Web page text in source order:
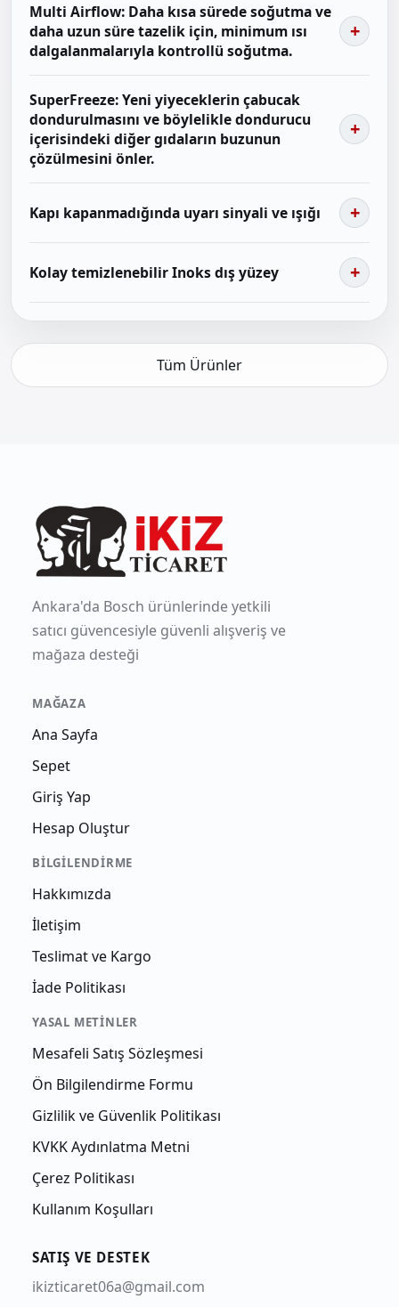
Multi Airflow: Daha kısa sürede soğutma ve
daha uzun süre tazelik için, minimum ısı
dalgalanmalarıyla kontrollü soğutma.
SuperFreeze: Yeni yiyeceklerin çabucak
dondurulmasını ve böylelikle dondurucu
içerisindeki diğer gıdaların buzunun
çözülmesini önler.
Kapı kapanmadığında uyarı sinyali ve ışığı
Kolay temizlenebilir Inoks dış yüzey
Tüm Ürünler
Ankara'da Bosch ürünlerinde yetkili
satıcı güvencesiyle güvenli alışveriş ve
mağaza desteği
MAĞAZA
Ana Sayfa
Sepet
Giriş Yap
Hesap Oluştur
BILGILENDIRME
Hakkımızda
İletişim
Teslimat ve Kargo
İade Politikası
YASAL METINLER
Mesafeli Satış Sözleşmesi
Ön Bilgilendirme Formu
Gizlilik ve Güvenlik Politikası
KVKK Aydınlatma Metni
Çerez Politikası
Kullanım Koşulları
SATIŞ VE DESTEK
ikizticaret06a@gmail.com